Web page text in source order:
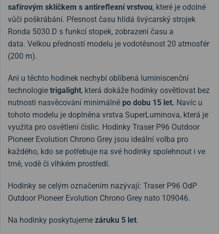
safírovým sklíčkem s antireflexní vrstvou, které je odolné
vůči poškrábání. Přesnost času hlídá švýcarský strojek
Ronda 5030.D s funkcí stopek, zobrazení času a
data. Velkou předností modelu je vodotěsnost 20 atmosfér
(200 m).
Ani u těchto hodinek nechybí oblíbená luminiscenční
technologie trigalight, která dokáže hodinky osvětlovat bez
nutnosti nasvěcování minimálně po dobu 15 let. Navíc u
tohoto modelu je doplněna vrstva SuperLuminova, která je
využita pro osvětlení číslic. Hodinky Traser P96 Outdoor
Pioneer Evolution Chrono Grey jsou ideální volba pro
každého, kdo se potřebuje na své hodinky spolehnout i ve
tmě, vodě či vlhkém prostředí.
Hodinky se celým označením nazývají: Traser P96 OdP
Outdoor Pioneer Evolution Chrono Grey nato 109046.
Na hodinky poskytujeme záruku 5 let.